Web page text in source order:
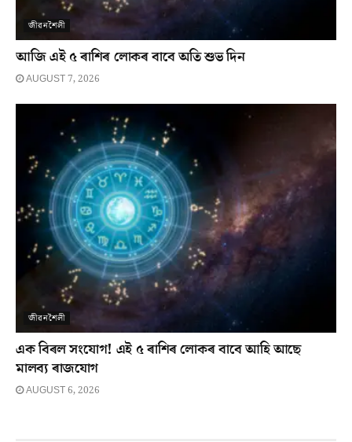
জীৱনশৈলী
আজি এই ৫ ৰাশিৰ লোকৰ বাবে অতি শুভ দিন
AUGUST 7, 2026
জীৱনশৈলী
এক বিৰল সংযোগ! এই ৫ ৰাশিৰ লোকৰ বাবে আহি আছে
মালব্য ৰাজযোগ
AUGUST 6, 2026